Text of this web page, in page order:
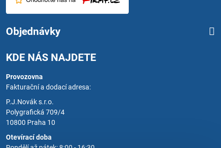
Objednávky
KDE NÁS NAJDETE
Provozovna
Fakturační a dodací adresa:
P.J.Novák s.r.o.
Polygrafická 709/4
10800 Praha 10
Otevírací doba